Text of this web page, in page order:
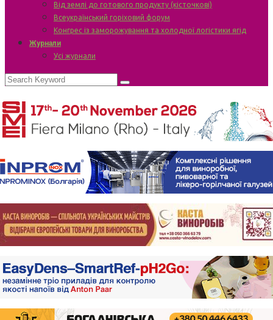
Від землі до готового продукту (кісточкові)
Всеукраїнський горіховий форум
Конгрес із заморожування та холодної логістики ягід
Журнали
Усі журнали